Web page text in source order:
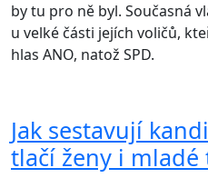
by tu pro ně byl. Současná
u velké části jejích voličů,
hlas ANO, natož SPD.
Jak sestavují
tlačí ženy i mladé